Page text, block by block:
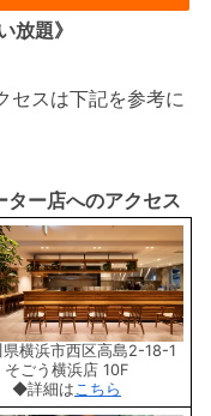
放題》
セスは下記を参考に
ター店へのアクセス
県横浜市西区高島2-18-1
そごう横浜店 10F
◆詳細は こちら